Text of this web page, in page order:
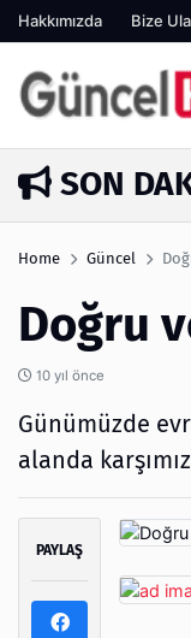
Hakkımızda Bize
SON
Home Güncel
Doğru
10 yıl önce
Günümüzde
alanda
PAYLAŞ